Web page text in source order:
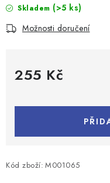
Skladem (>5 ks)
Možnosti doručení
255 Kč
Kód zboží: M001065